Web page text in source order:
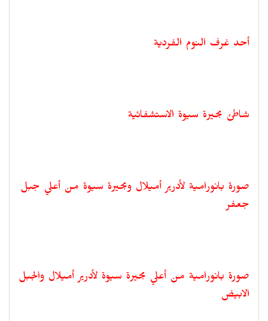
أحد غرف النوم الفردية
شاطئ بحيرة سيوة الاستشفائية
صورة بانورامية لأدرير أميلال وبحيرة سيوة من أعلي جبل
جعفر
صورة بانورامية من أعلي بحيرة سيوة لأدرير أميلال والجبل
الابيض